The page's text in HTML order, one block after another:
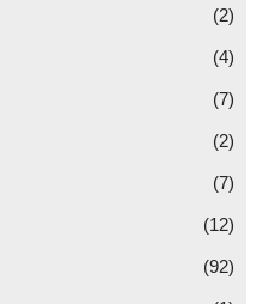
(2)
(4)
(7)
(2)
(7)
(12)
(92)